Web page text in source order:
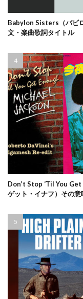
Babylon Sisters（バビ
文・楽曲歌詞タイトル
Don’t Stop ‘Til You
ゲット・イナフ）その